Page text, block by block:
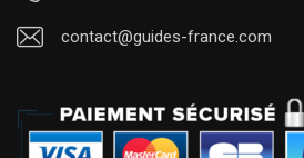
contact@guides-france.com